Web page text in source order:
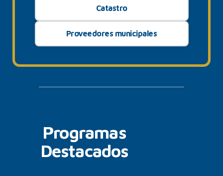
Catastro
Proveedores municipales
Programas
Destacados